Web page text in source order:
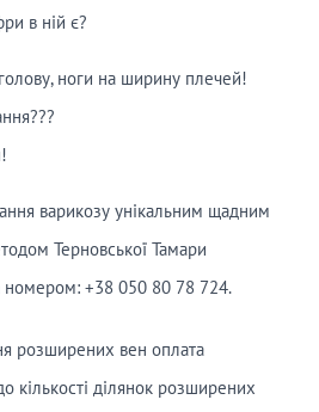
в ній є?
ноги на ширину плечей!
варикозу унікальним щадним
Терновської Тамари
номером: +38 050 80 78 724.
розширених вен оплата
кількості ділянок розширених